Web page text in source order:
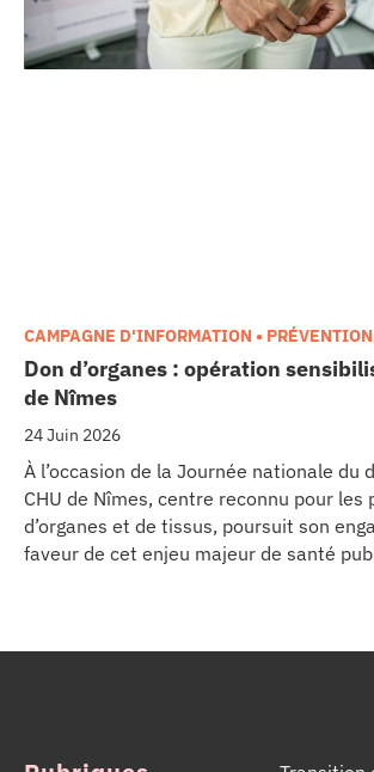
Don d’organes : opération
de Nîmes
24 Juin 2026
CAMPAGNE D'INFORMATION • PRÉVENTION
À l’occasion de la Journée nationale du
CHU de Nîmes, centre reconnu pour les
d’organes et de tissus, poursuit son
faveur de cet enjeu majeur de santé